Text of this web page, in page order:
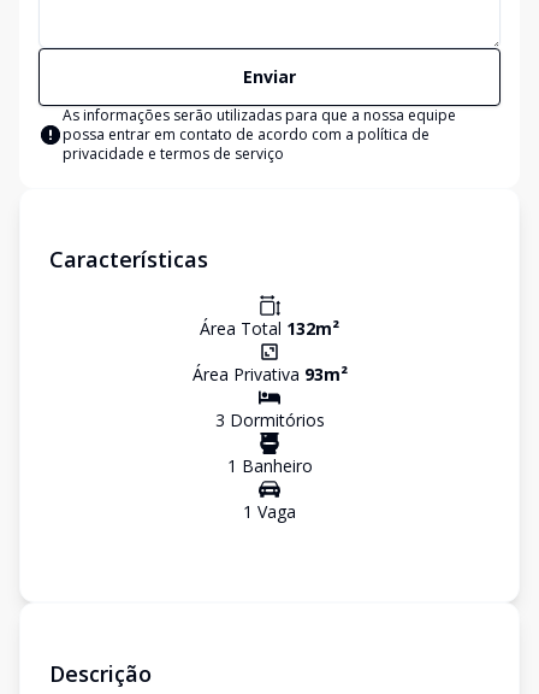
Enviar
As informações serão utilizadas para que a nossa equipe
possa entrar em contato de acordo com a política de
privacidade e termos de serviço
Características
Área Total 132m²
Área Privativa 93m²
3 Dormitórios
1 Banheiro
1 Vaga
Descrição